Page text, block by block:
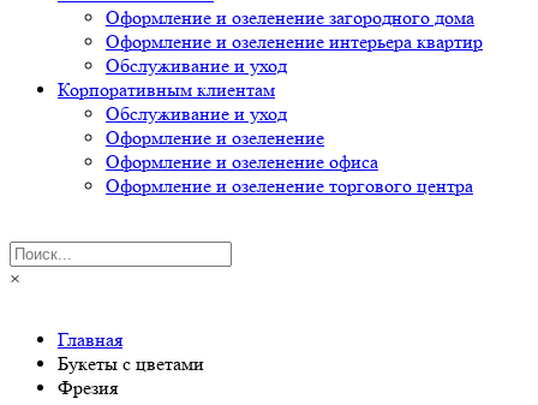
Оформление и озеленение загородного дома
Оформление и озеленение интерьера квартир
Обслуживание и уход
Корпоративным клиентам
Обслуживание и уход
Оформление и озеленение
Оформление и озеленение офиса
Оформление и озеленение торгового центра
×
Главная
Букеты с цветами
Фрезия